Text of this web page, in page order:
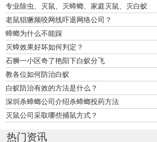
专业除虫、灭鼠、灭蟑螂、家庭灭鼠、灭白蚁
老鼠猖獗频咬网线吓退网络公司？
蟑螂为什么不能踩
灭蟑效果好坏如何判定？
石狮一小区奇了艳阳下白蚁分飞
教各位如何防治白蚁
白蚁防治有效的方法是什么？
深圳杀蟑螂公司介绍杀蟑螂投药方法
灭鼠公司采取哪些捕鼠方式？
热门资讯